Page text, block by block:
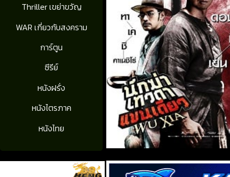
Thriller เขย่าขวัญ
WAR เกี่ยวกับสงคราม
การ์ตูน
ซีรีย์
หนังฝรั่ง
หนังไตรภาค
หนังไทย